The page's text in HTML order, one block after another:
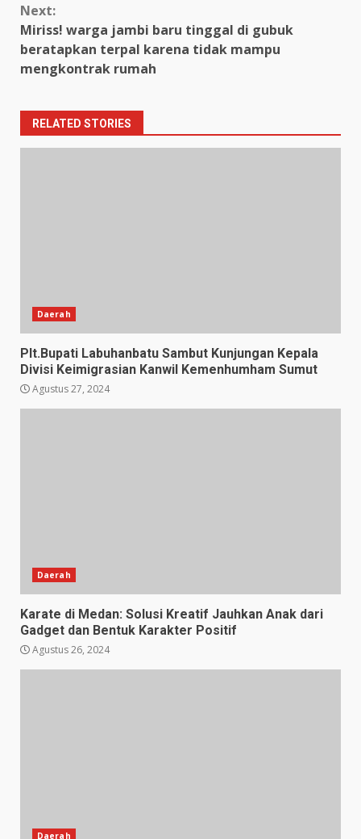
Next:
Miriss! warga jambi baru tinggal di gubuk
beratapkan terpal karena tidak mampu
mengkontrak rumah
RELATED STORIES
Daerah
Plt.Bupati Labuhanbatu Sambut Kunjungan Kepala
Divisi Keimigrasian Kanwil Kemenhumham Sumut
Agustus 27, 2024
Daerah
Karate di Medan: Solusi Kreatif Jauhkan Anak dari
Gadget dan Bentuk Karakter Positif
Agustus 26, 2024
Daerah